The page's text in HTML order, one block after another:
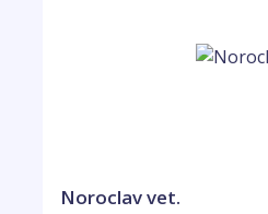
Noroclav vet.